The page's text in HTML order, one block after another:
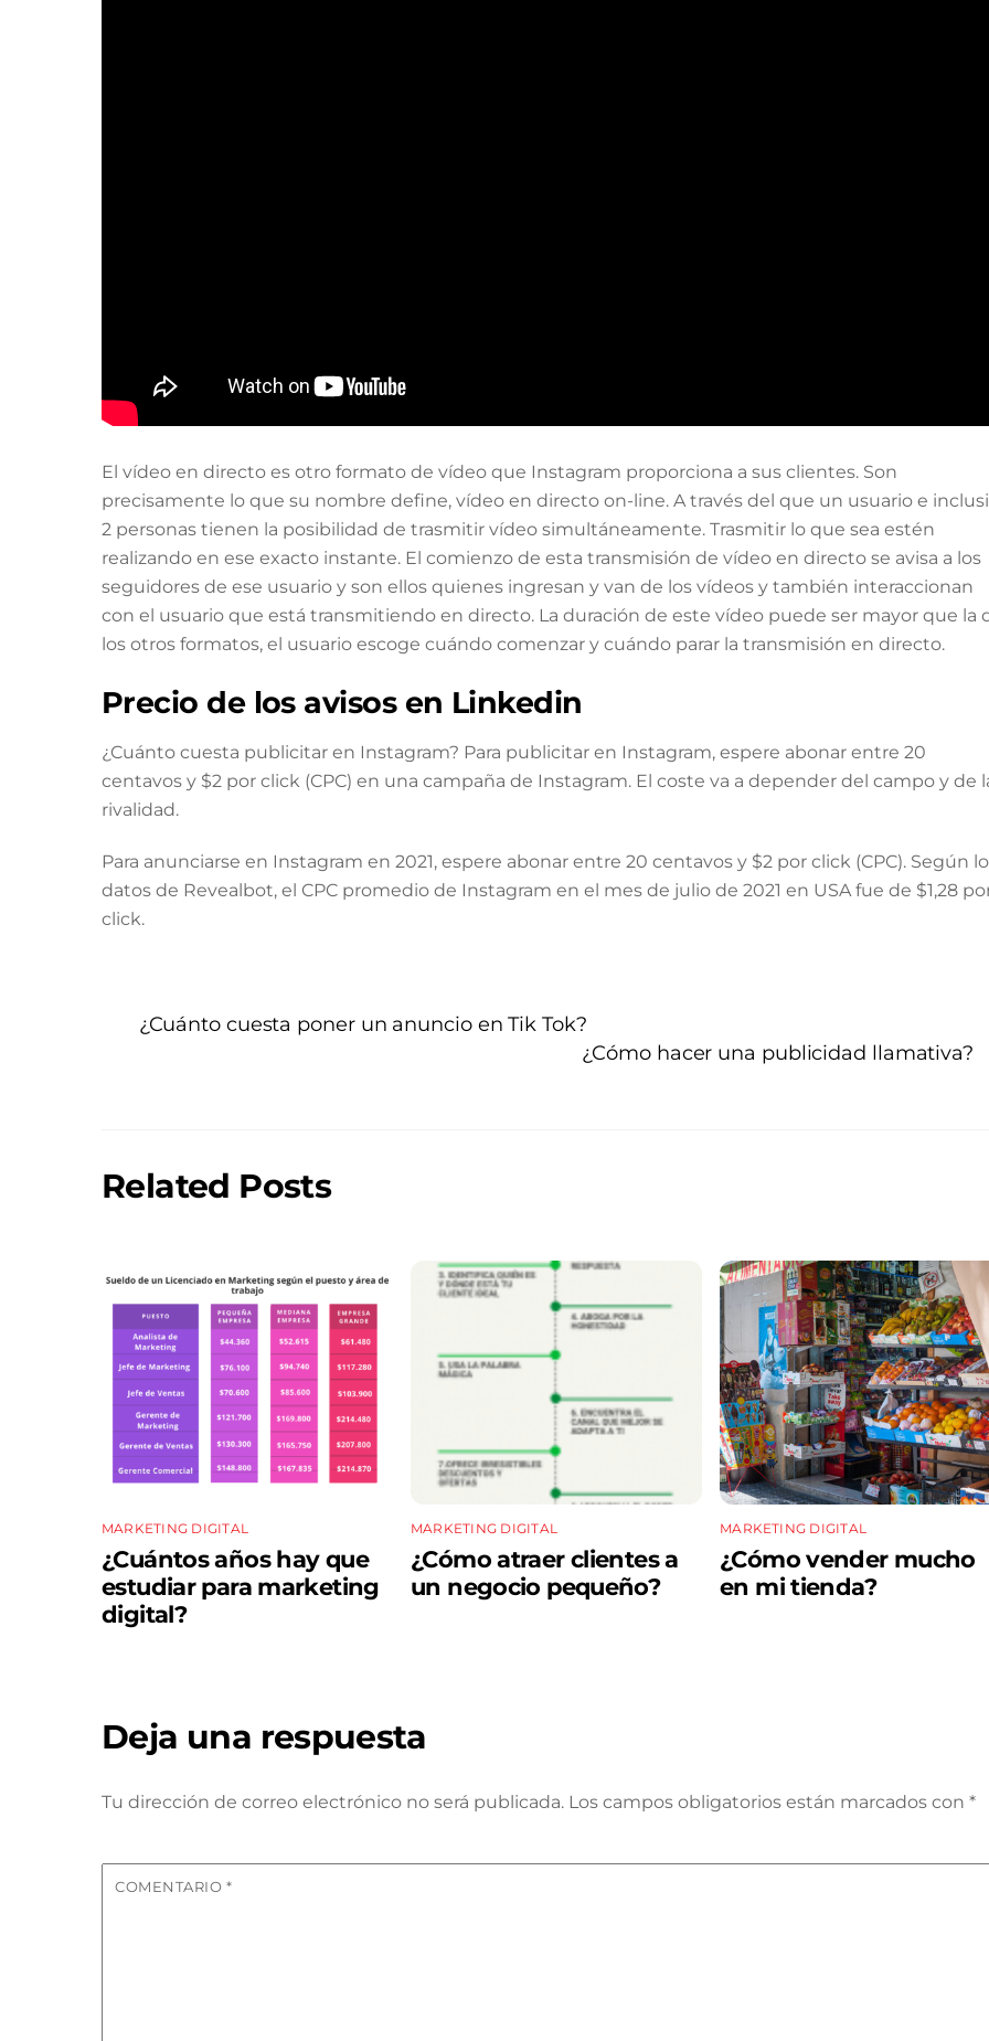
El vídeo en directo es otro formato de vídeo que Instagram proporciona a sus clientes. Son
precisamente lo que su nombre define, vídeo en directo on-line. A través del que un usuario e
2 personas tienen la posibilidad de trasmitir vídeo simultáneamente. Trasmitir lo que sea estén
realizando en ese exacto instante. El comienzo de esta transmisión de vídeo en directo se avisa a los
seguidores de ese usuario y son ellos quienes ingresan y van de los vídeos y también interaccionan
con el usuario que está transmitiendo en directo. La duración de este vídeo puede ser mayor que la
los otros formatos, el usuario escoge cuándo comenzar y cuándo parar la transmisión en directo.
Precio de los avisos en Linkedin
¿Cuánto cuesta publicitar en Instagram? Para publicitar en Instagram, espere abonar entre 20
centavos y $2 por click (CPC) en una campaña de Instagram. El coste va a depender del campo y de
rivalidad.
Para anunciarse en Instagram en 2021, espere abonar entre 20 centavos y $2 por click (CPC). Según
datos de Revealbot, el CPC promedio de Instagram en el mes de julio de 2021 en USA fue de $1,28
click.
¿Cuánto cuesta poner un anuncio en Tik Tok?
¿Cómo hacer una publicidad llamativa?
Related Posts
MARKETING DIGITAL
¿Cuántos años hay que
estudiar para marketing
digital?
MARKETING DIGITAL
¿Cómo atraer clientes a
un negocio pequeño?
MARKETING DIGITAL
¿Cómo vender mucho
en mi tienda?
Deja una respuesta
Tu dirección de correo electrónico no será publicada. Los campos obligatorios están marcados con *
COMENTARIO *